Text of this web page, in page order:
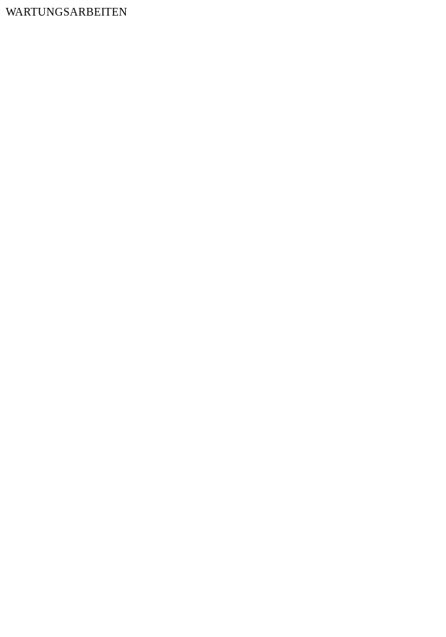
WARTUNGSARBEITEN